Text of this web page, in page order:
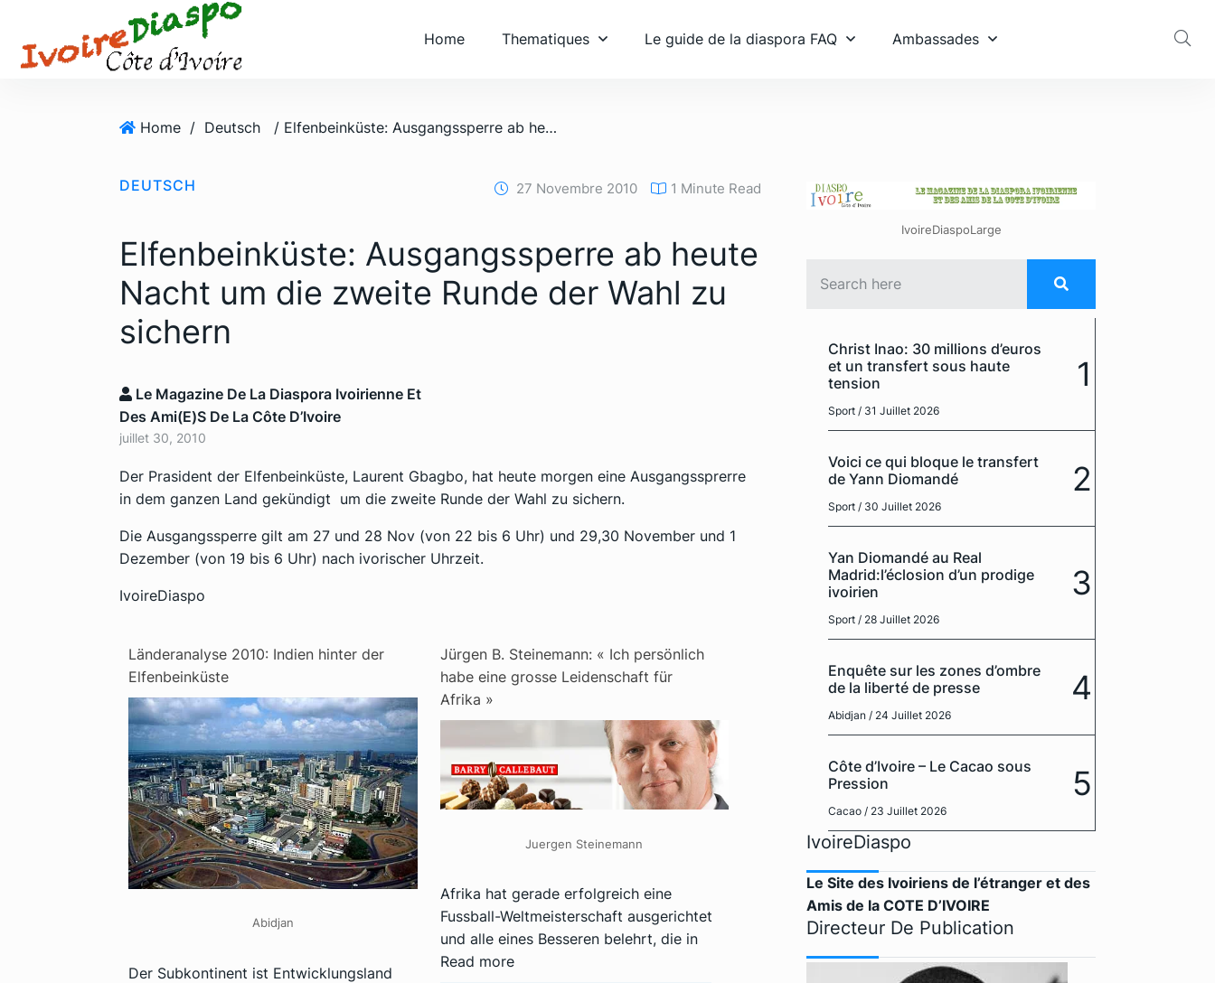
Home Thematiques Le guide de la diaspora FAQ Ambassades
Home / Deutsch / Elfenbeinküste: Ausgangssperre ab heute Nacht um die zweite Runde der Wahl zu sichern
DEUTSCH 27 Novembre 2010 1 Minute Read
Elfenbeinküste: Ausgangssperre ab heute
Nacht um die zweite Runde der Wahl zu
sichern
Le Magazine De La Diaspora Ivoirienne Et
Des Ami(e)s De La Côte D’Ivoire
juillet 30, 2010
Der Prasident der Elfenbeinküste, Laurent Gbagbo, hat heute morgen eine Ausgangssprerre
in dem ganzen Land gekündigt um die zweite Runde der Wahl zu sichern.
Die Ausgangssperre gilt am 27 und 28 Nov (von 22 bis 6 Uhr) und 29,30 November und 1
Dezember (von 19 bis 6 Uhr) nach ivorischer Uhrzeit.
IvoireDiaspo
Länderanalyse 2010: Indien hinter der
Elfenbeinküste
Abidjan
Der Subkontinent ist Entwicklungsland
Jürgen B. Steinemann: « Ich persönlich
habe eine grosse Leidenschaft für
Afrika »
Juergen Steinemann
Afrika hat gerade erfolgreich eine
Fussball-Weltmeisterschaft ausgerichtet
und alle eines Besseren belehrt, die in
Read more
IvoireDiaspoLarge
Christ Inao: 30 millions d’euros
et un transfert sous haute
tension
Sport / 31 Juillet 2026
1
Voici ce qui bloque le transfert
de Yann Diomandé
Sport / 30 Juillet 2026
2
Yan Diomandé au Real
Madrid:l’éclosion d’un prodige
ivoirien
Sport / 28 Juillet 2026
3
Enquête sur les zones d’ombre
de la liberté de presse
Abidjan / 24 Juillet 2026
4
Côte d’Ivoire – Le Cacao sous
Pression
Cacao / 23 Juillet 2026
5
IvoireDiaspo
Le Site des Ivoiriens de l’étranger et des
Amis de la COTE D’IVOIRE
Directeur De Publication